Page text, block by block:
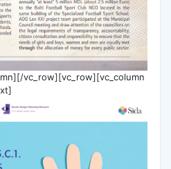
vc_row][vc_row][vc_column